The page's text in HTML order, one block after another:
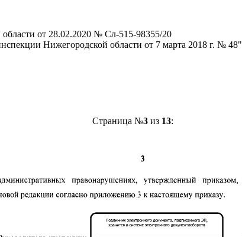
от 28.02.2020 № Сл-515-98355/20
Нижегородской области от 7 марта 2018 г. № 48"
Страница №3из 13: